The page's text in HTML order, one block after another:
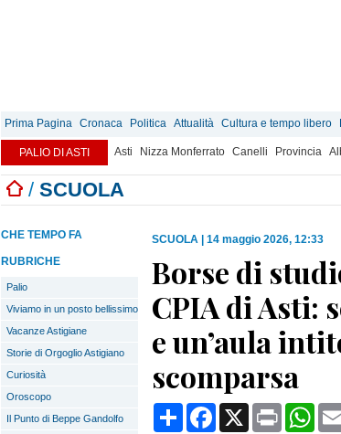
Prima Pagina Cronaca Politica Attualità Cultura e tempo libero
PALIO DI ASTI Asti Nizza Monferrato Canelli Provincia
/ SCUOLA
CHE TEMPO FA
RUBRICHE
Palio
Viviamo in un posto bellissimo
Vacanze Astigiane
Storie di Orgoglio Astigiano
Curiosità
Oroscopo
Il Punto di Beppe Gandolfo
SCUOLA 14 maggio 2026, 12:33
Borse di
CPIA di Asti:
e un’aula
scomparsa
CondividiFacebook
X Print